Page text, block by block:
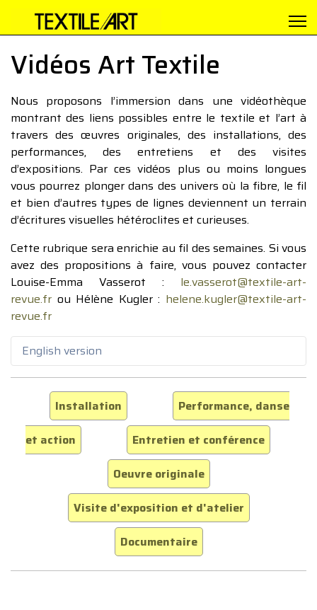
Vidéos Art Textile
Nous proposons l’immersion dans une vidéothèque
montrant des liens possibles entre le textile et l’art à
travers des œuvres originales, des installations, des
performances, des entretiens et des visites
d’expositions. Par ces vidéos plus ou moins longues
vous pourrez plonger dans des univers où la fibre, le fil
et bien d’autres types de lignes deviennent un terrain
d’écritures visuelles hétéroclites et curieuses.
Cette rubrique sera enrichie au fil des semaines. Si vous
avez des propositions à faire, vous pouvez contacter
Louise-Emma Vasserot : le.vasserot@textile-art-
revue.fr ou Hélène Kugler : helene.kugler@textile-art-
revue.fr
English version
Installation
Performance, danse
et action
Entretien et conférence
Oeuvre originale
Visite d'exposition et d'atelier
Documentaire